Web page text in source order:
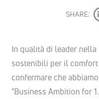
SHARE:
In qualità di leader
sostenibili per il
confermare che
"Business Ambition for